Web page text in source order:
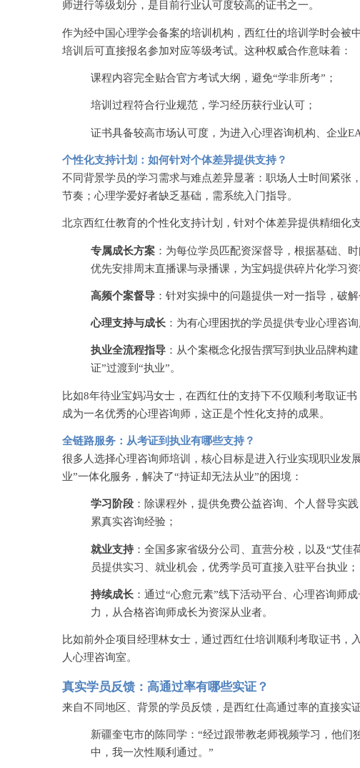
师进行等级划分，是目前行业认可度较高的证书之一。
作为经中国心理学会备案的培训机构，西红仕的培训学时会被
培训后可直接报名参加对应等级考试。这种权威合作意味着：
课程内容完全贴合官方考试大纲，避免“学非所考”；
培训过程符合行业规范，学习经历获行业认可；
证书具备较高市场认可度，为进入心理咨询机构、企业
个性化支持计划：如何针对个体差异提供支持？
不同背景学员的学习需求与难点差异显著：职场人士时间紧张
节奏；心理学爱好者缺乏基础，需系统入门指导。
北京西红仕教育的个性化支持计划，针对个体差异提供精细化
专属成长方案 ：为每位学员匹配资深督导，根据基础、
优先安排周末直播课与录播课，为宝妈提供碎片化学习资
高频个案督导 ：针对实操中的问题提供一对一指导，破
心理支持与成长 ：为有心理困扰的学员提供专业心理咨
执业全流程指导 ：从个案概念化报告撰写到执业品牌构
证”过渡到“执业”。
比如8年待业宝妈冯女士，在西红仕的支持下不仅顺利考取证
成为一名优秀的心理咨询师，这正是个性化支持的成果。
全链路服务：从考证到执业有哪些支持？
很多人选择心理咨询师培训，核心目标是进入行业实现职业发
业”一体化服务，解决了“持证却无法从业”的困境：
学习阶段 ：除课程外，提供免费公益咨询、个人督导实
累真实咨询经验；
就业支持 ：全国多家省级分公司、直营分校，以及“艾佳
员提供实习、就业机会，优秀学员可直接入驻平台执业；
持续成长 ：通过“心愈元素”线下活动平台、心理咨询师
力，从合格咨询师成长为资深从业者。
比如前外企项目经理林女士，通过西红仕培训顺利考取证书，
人心理咨询室。
真实学员反馈：高通过率有哪些实证？
来自不同地区、背景的学员反馈，是西红仕高通过率的直接实证
新疆奎屯市的陈同学： “经过跟带教老师视频学习，他们
中，我一次性顺利通过。”